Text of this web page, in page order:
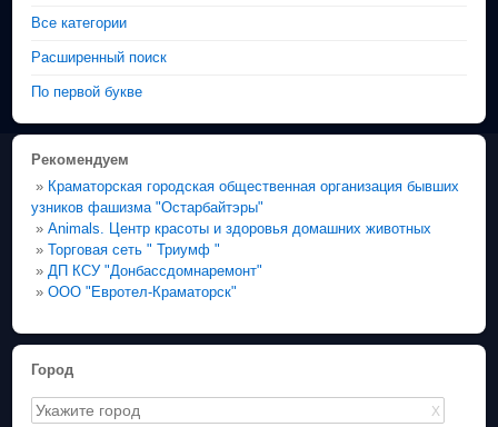
Все категории
Расширенный поиск
По первой букве
Рекомендуем
» Краматорская городская общественная организация бывших
узников фашизма "Остарбайтэры"
»Animals. Центр красоты и здоровья домашних животных
»Торговая сеть " Триумф "
» ДП КСУ "Донбассдомнаремонт"
»ООО "Евротел-Краматорск"
Город
X